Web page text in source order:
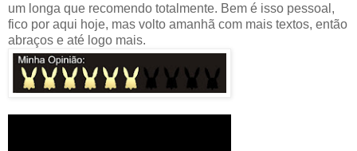
um longa que recomendo totalmente. Bem é isso pessoal,
fico por aqui hoje, mas volto amanhã com mais textos, então
abraços e até logo mais.